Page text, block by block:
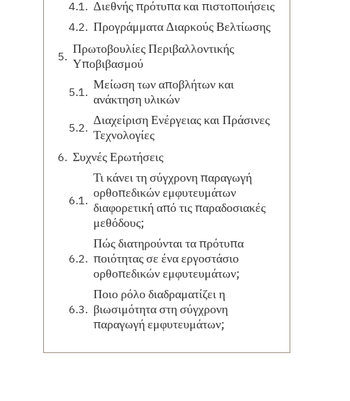
Διεθνής πρότυπα και πιστοποιήσεις
Προγράμματα Διαρκούς Βελτίωσης
Πρωτοβουλίες Περιβαλλοντικής
Υποβιβασμού
Μείωση των αποβλήτων και
ανάκτηση υλικών
Διαχείριση Ενέργειας και Πράσινες
Τεχνολογίες
Συχνές Ερωτήσεις
Τι κάνει τη σύγχρονη παραγωγή
ορθοπεδικών εμφυτευμάτων
διαφορετική από τις παραδοσιακές
μεθόδους;
Πώς διατηρούνται τα πρότυπα
ποιότητας σε ένα εργοστάσιο
ορθοπεδικών εμφυτευμάτων;
Ποιο ρόλο διαδραματίζει η
βιωσιμότητα στη σύγχρονη
παραγωγή εμφυτευμάτων;